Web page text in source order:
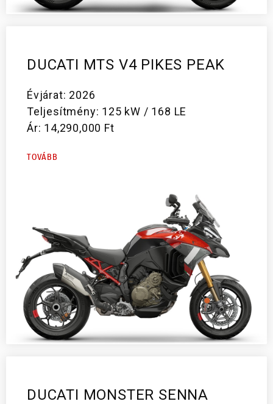
DUCATI MTS V4 PIKES PEAK
Évjárat: 2026
Teljesítmény: 125 kW / 168 LE
Ár: 14,290,000 Ft
TOVÁBB
DUCATI MONSTER SENNA